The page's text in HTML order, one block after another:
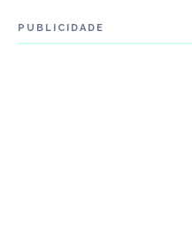
PUBLICIDADE